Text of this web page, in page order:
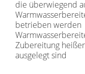
die überwiegend
betrieben werden
Zubereitung
ausgelegt sind